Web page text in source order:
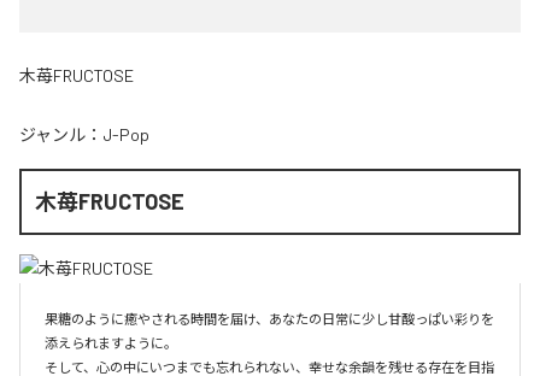
木苺FRUCTOSE
ジャンル： J-Pop
木苺FRUCTOSE
果糖のように癒やされる時間を届け、あなたの日常に少し甘酸っぱい彩りを
添えられますように。
そして、心の中にいつまでも忘れられない、幸せな余韻を残せる存在を目指